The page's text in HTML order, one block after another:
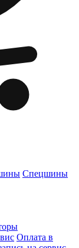
Спецшины
Оплата в